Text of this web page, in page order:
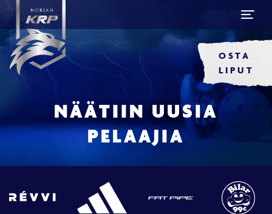
OSTA
LIPUT
NÄÄTIIN UUSIA
PELAAJIA